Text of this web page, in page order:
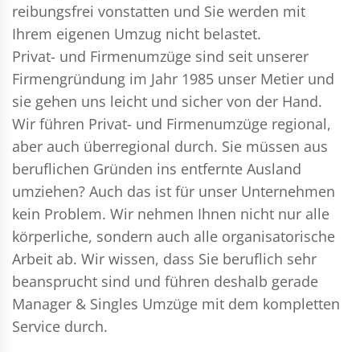
reibungsfrei vonstatten und Sie werden mit
Ihrem eigenen Umzug nicht belastet.
Privat- und Firmenumzüge sind seit unserer
Firmengründung im Jahr 1985 unser Metier und
sie gehen uns leicht und sicher von der Hand.
Wir führen Privat- und Firmenumzüge regional,
aber auch überregional durch. Sie müssen aus
beruflichen Gründen ins entfernte Ausland
umziehen? Auch das ist für unser Unternehmen
kein Problem. Wir nehmen Ihnen nicht nur alle
körperliche, sondern auch alle organisatorische
Arbeit ab. Wir wissen, dass Sie beruflich sehr
beansprucht sind und führen deshalb gerade
Manager & Singles Umzüge mit dem kompletten
Service durch.